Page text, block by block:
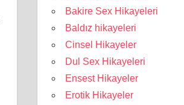
Bakire Sex Hikayeleri
Baldız hikayeleri
Cinsel Hikayeler
Dul Sex Hikayeleri
Ensest Hikayeler
Erotik Hikayeler